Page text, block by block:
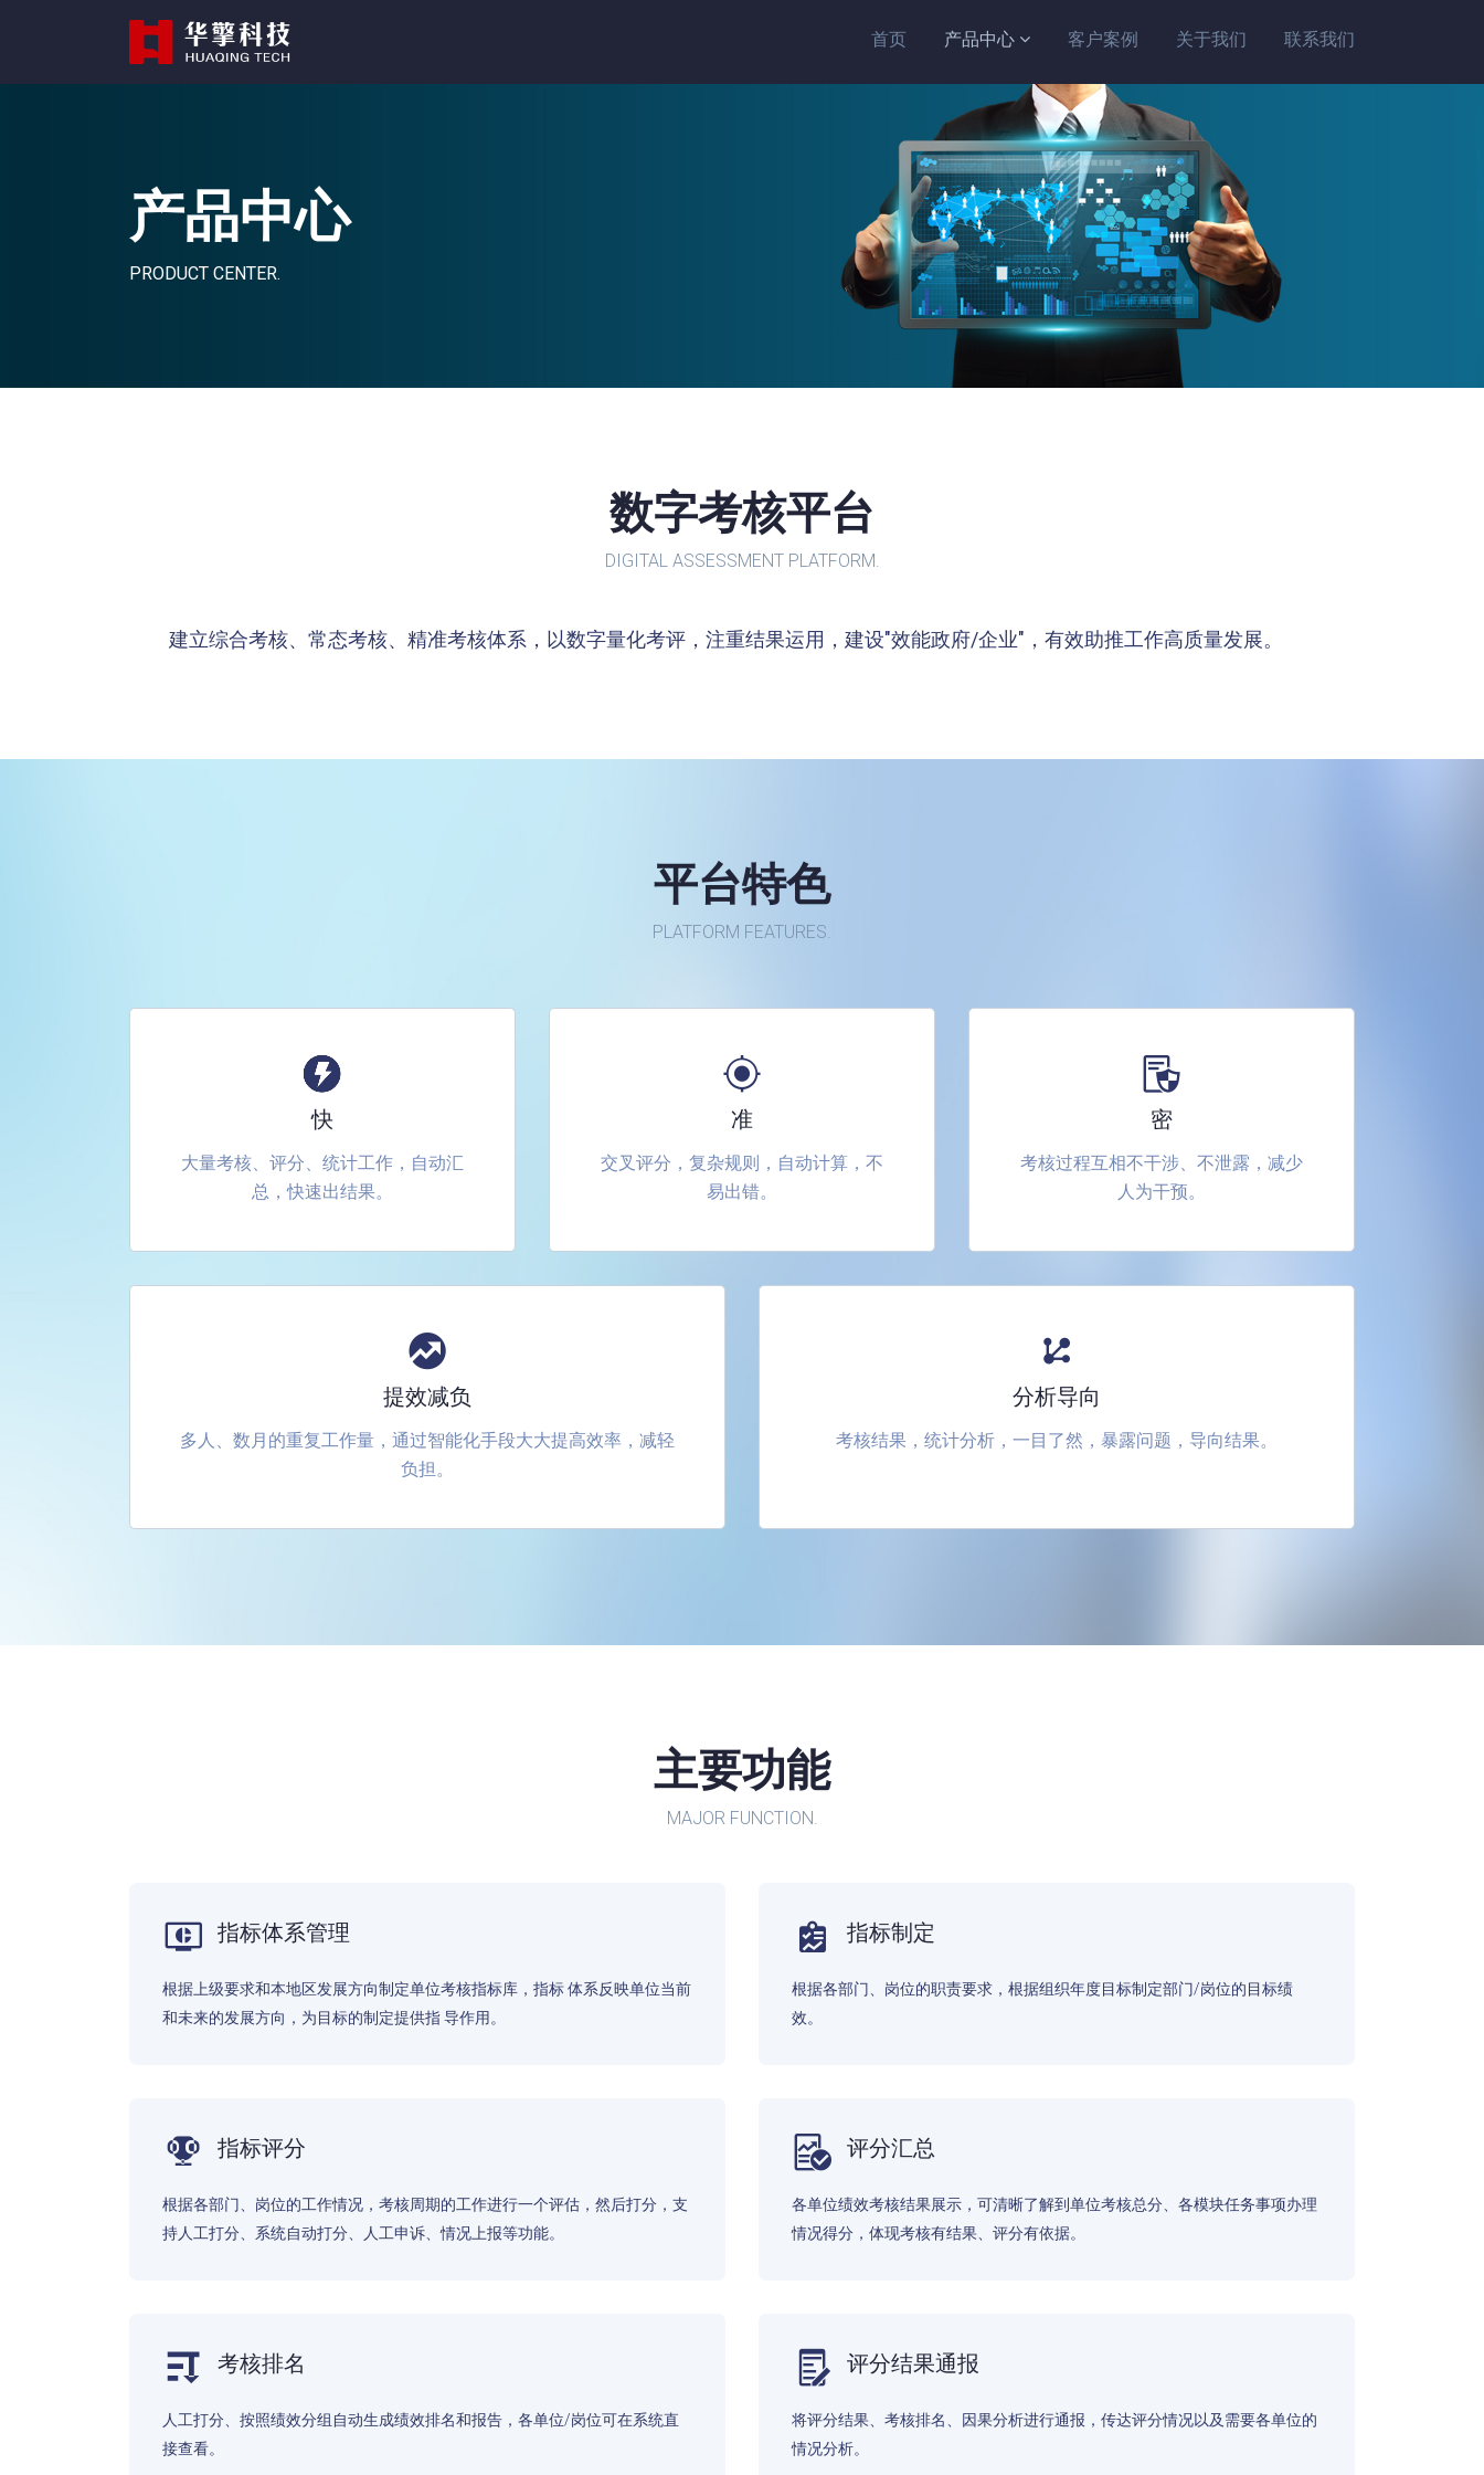
首页 产品中心 客户案例 关于我们 联系我们
产品中心
PRODUCT CENTER.
数字考核平台
DIGITAL ASSESSMENT PLATFORM.
建立综合考核、常态考核、精准考核体系，以数字量化考评，注重结果运用，建设"效能政府/企业"，有效助推工作高质量发展。
平台特色
PLATFORM FEATURES.
快
大量考核、评分、统计工作，自动汇
总，快速出结果。
准
交叉评分，复杂规则，自动计算，不
易出错。
密
考核过程互相不干涉、不泄露，减少
人为干预。
提效减负
多人、数月的重复工作量，通过智能化手段大大提高效率，减轻
负担。
分析导向
考核结果，统计分析，一目了然，暴露问题，导向结果。
主要功能
MAJOR FUNCTION.
指标体系管理
根据上级要求和本地区发展方向制定单位考核指标库，指标 体系反映单位当前
和未来的发展方向，为目标的制定提供指 导作用。
指标制定
根据各部门、岗位的职责要求，根据组织年度目标制定部门/岗位的目标绩
效。
指标评分
根据各部门、岗位的工作情况，考核周期的工作进行一个评估，然后打分，支
持人工打分、系统自动打分、人工申诉、情况上报等功能。
评分汇总
各单位绩效考核结果展示，可清晰了解到单位考核总分、各模块任务事项办理
情况得分，体现考核有结果、评分有依据。
考核排名
人工打分、按照绩效分组自动生成绩效排名和报告，各单位/岗位可在系统直
接查看。
评分结果通报
将评分结果、考核排名、因果分析进行通报，传达评分情况以及需要各单位的
情况分析。